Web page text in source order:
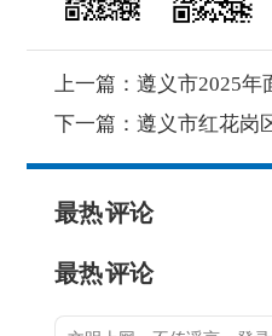
上一篇： 遵义市2025年面向社会公开招聘大学生乡
下一篇： 遵义市红花岗区人工影响天气服务
最热评论
最热评论